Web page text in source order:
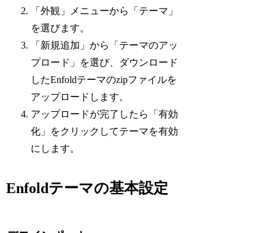
「外観」メニューから「テーマ」
を選びます。
「新規追加」から「テーマのアッ
プロード」を選び、ダウンロード
したEnfoldテーマのzipファイルを
アップロードします。
アップロードが完了したら「有効
化」をクリックしてテーマを有効
にします。
Enfoldテーマの基本設定